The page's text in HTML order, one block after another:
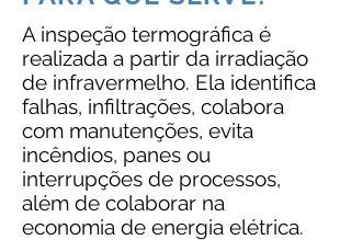
A inspeção termográfica é
realizada a partir da irradiação
de infravermelho. Ela identifica
falhas, infiltrações, colabora
com manutenções, evita
incêndios, panes ou
interrupções de processos,
além de colaborar na
economia de energia elétrica.